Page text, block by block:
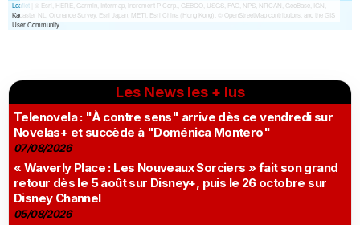
Les News les + lus
Telenovela : "À contre sens" arrive dès ce vendredi sur
Novelas+ et succède à "Doménica Montero"
07/08/2026
« Waverly Place : Les Nouveaux Sorciers » fait son grand
retour dès le 5 août sur Disney+, puis le 26 octobre sur
Disney Channel
05/08/2026